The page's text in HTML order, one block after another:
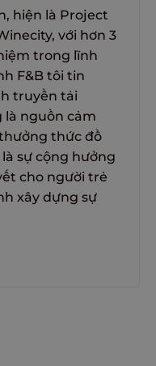
hiện là Project
với hơn 3
trong lĩnh
F&B tôi tin
truyền tải
là nguồn cảm
thức đồ
sự cộng hưởng
cho người trẻ
xây dựng sự